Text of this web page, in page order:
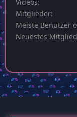
Videos
Mitglieder
Meiste Benutzer
Neuestes Mitglied